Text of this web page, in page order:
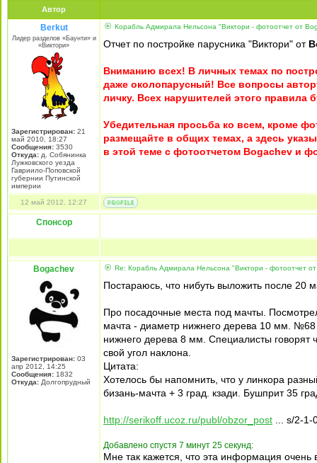
Автор
Berkut
Лидер разделов «Баунти» и
«Виктори»
Зарегистрирован: 21
май 2010, 18:27
Сообщения: 3530
Откуда: д. Собянинка
Лужковского уезда
Гавриило-Поповской
губернии Путинской
империи
Корабль Адмирала Нельсона "Виктори - фотоотчет от
Отчет по постройке парусника "Виктори" от
Вниманию всех! В личных темах по
даже околопарусный! Все вопросы
личку. Всех нарушителей этого правила
Убедительная просьба ко всем, кроме
размещайте в общих темах, а здесь
в этой теме с фотоотчетом Bogachev и
12 май 2012, 12:27
Спонсор
Bogachev
Зарегистрирован: 03
апр 2012, 14:25
Сообщения: 1832
Откуда: Долгопрудный
Re: Корабль Адмирала Нельсона "Виктори - фотоотчет
Постараюсь, что нибуть выложить после 20
Про посадочные места под мачты.
мачта - диаметр нижнего дерева 10 мм.
нижнего дерева 8 мм. Специалисты говорят
свой угол наклона.
Цитата:
Хотелось бы напомнить, что у линкора
бизань-мачта + 3 град. кзади. Бушприт 35
http://serikoff.ucoz.ru/publ/obzor_post ... s/2-1-
Добавлено спустя 7 минут 25 секунд:
Мне так кажется, что эта информация очень